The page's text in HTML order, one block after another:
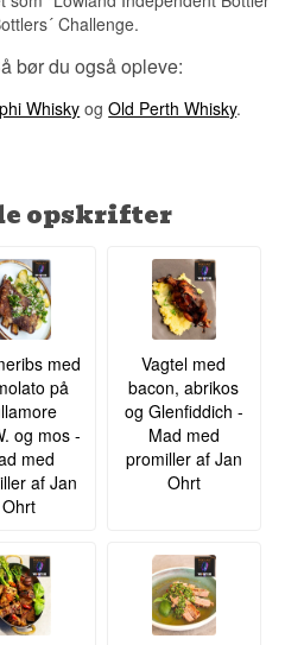
Challenge.
bør du også opleve:
WhiskyogOld Perth Whisky.
opskrifter
med
på
og mos -
med
af Jan
Ohrt
Vagtel med
bacon, abrikos
og Glenfiddich -
Mad med
promiller af Jan
Ohrt